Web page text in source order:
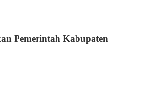
Pemerintah Kabupaten